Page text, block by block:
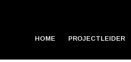
HOME PROJECTLEIDER